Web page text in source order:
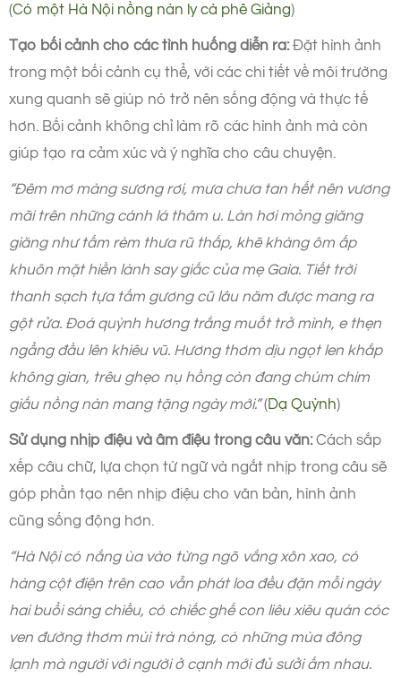
(Có một Hà Nội nồng nàn ly cà phê Giảng)
Tạo bối cảnh cho các tình huống diễn ra:Đặt hình ảnh
trong một bối cảnh cụ thể, với các chi tiết về môi trường
xung quanh sẽ giúp nó trở nên sống động và thực tế
hơn. Bối cảnh không chỉ làm rõ các hình ảnh mà còn
giúp tạo ra cảm xúc và ý nghĩa cho câu chuyện.
“Đêm mơ màng sương rơi, mưa chưa tan hết nên vương
mãi trên những cánh lá thâm u. Làn hơi mỏng giăng
giăng như tấm rèm thưa rũ thấp, khẽ khàng ôm ấp
khuôn mặt hiền lành say giấc của mẹ Gaia. Tiết trời
thanh sạch tựa tấm gương cũ lâu năm được mang ra
gột rửa. Đoá quỳnh hương trắng muốt trở mình, e thẹn
ngẩng đầu lên khiêu vũ. Hương thơm dịu ngọt len khắp
không gian, trêu ghẹo nụ hồng còn đang chúm chím
giấu nồng nàn mang tặng ngày mới.”(Dạ Quỳnh)
Sử dụng nhịp điệu và âm điệu trong câu văn:Cách sắp
xếp câu chữ, lựa chọn từ ngữ và ngắt nhịp trong câu sẽ
góp phần tạo nên nhịp điệu cho văn bản, hình ảnh
cũng sống động hơn.
“Hà Nội có nắng ùa vào từng ngõ vắng xôn xao, có
hàng cột điện trên cao vẫn phát loa đều đặn mỗi ngày
hai buổi sáng chiều, có chiếc ghế con liêu xiêu quán cóc
ven đường thơm mùi trà nóng, có những mùa đông
lạnh mà người với người ở cạnh mới đủ sưởi ấm nhau.